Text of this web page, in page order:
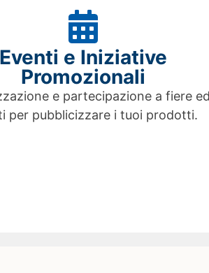
Eventi e Iniziative
Promozionali
e partecipazione a fiere ed
per pubblicizzare i tuoi prodotti.